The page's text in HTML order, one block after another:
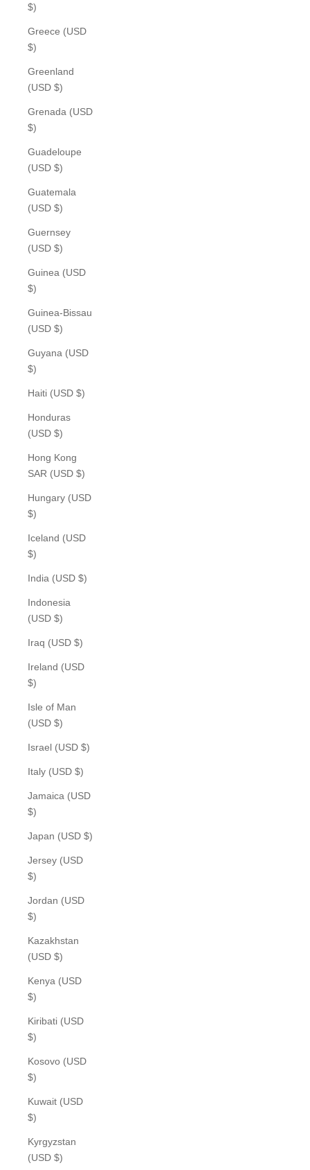
$)
Greece (USD
$)
Greenland
(USD $)
Grenada (USD
$)
Guadeloupe
(USD $)
Guatemala
(USD $)
Guernsey
(USD $)
Guinea (USD
$)
Guinea-Bissau
(USD $)
Guyana (USD
$)
Haiti (USD $)
Honduras
(USD $)
Hong Kong
SAR (USD $)
Hungary (USD
$)
Iceland (USD
$)
India (USD $)
Indonesia
(USD $)
Iraq (USD $)
Ireland (USD
$)
Isle of Man
(USD $)
Israel (USD $)
Italy (USD $)
Jamaica (USD
$)
Japan (USD $)
Jersey (USD
$)
Jordan (USD
$)
Kazakhstan
(USD $)
Kenya (USD
$)
Kiribati (USD
$)
Kosovo (USD
$)
Kuwait (USD
$)
Kyrgyzstan
(USD $)